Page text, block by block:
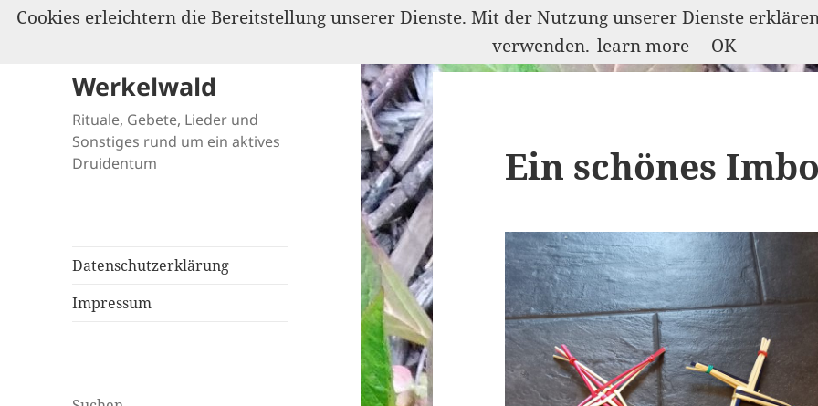
Werkelwald
Rituale, Gebete, Lieder und
Sonstiges rund um ein aktives
Druidentum
Datenschutzerklärung
Impressum
Ein schönes
Cookies erleichtern die Bereitstellung unserer Dienste. Mit der Nutzung unserer Dienste
verwenden. learn more OK